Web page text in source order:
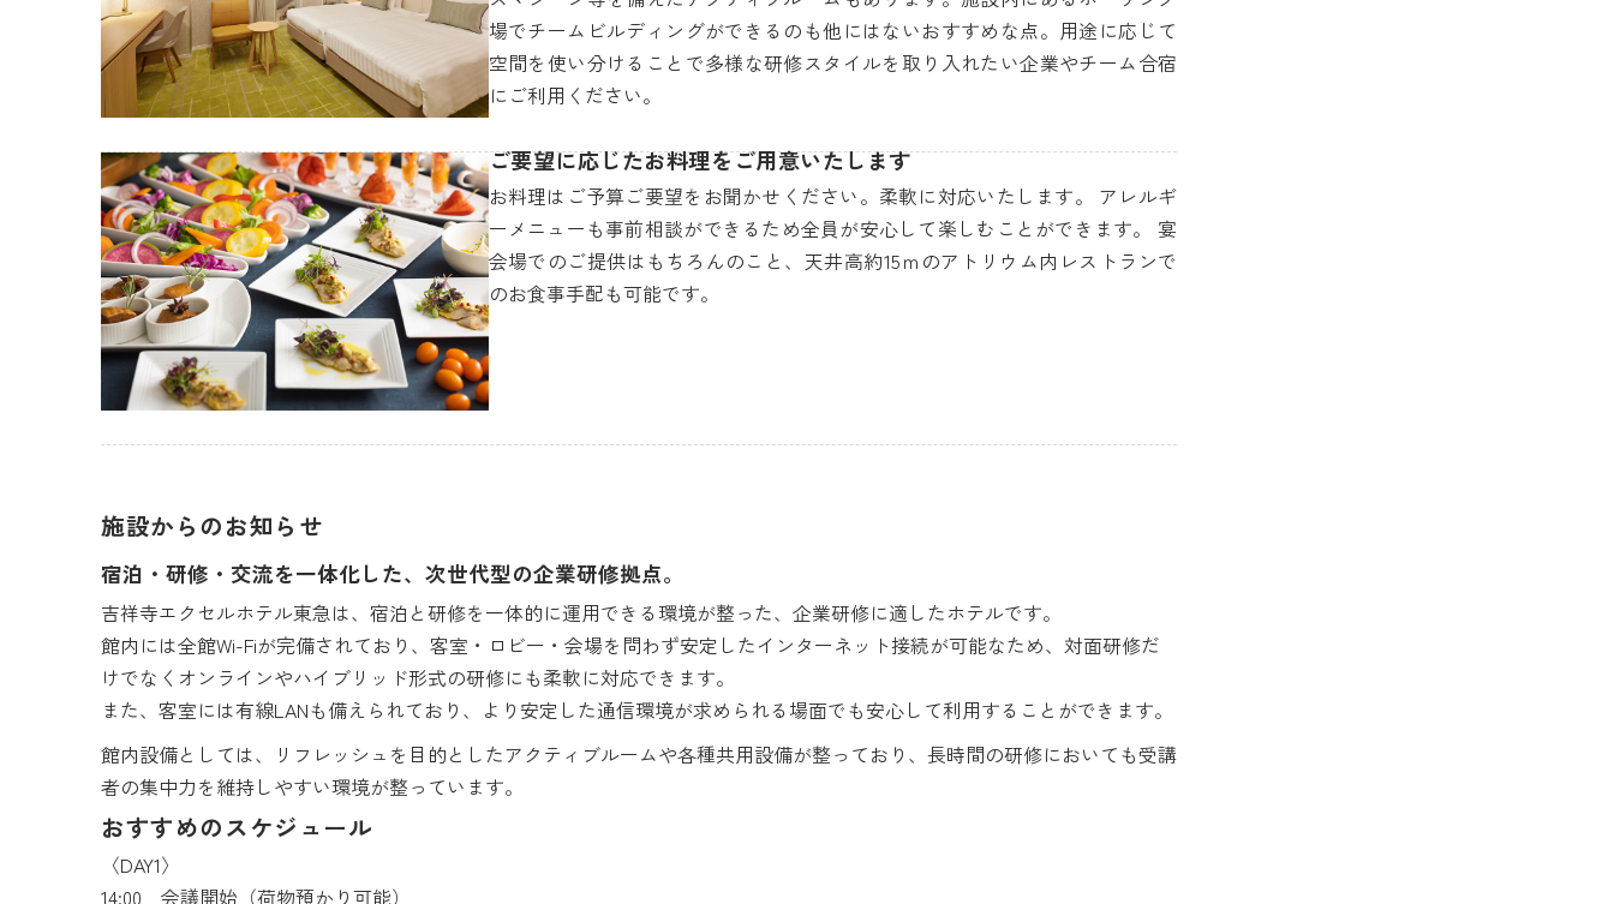
場でチームビルディングができるのも他にはないおすすめな点。用途に応じて
空間を使い分けることで多様な研修スタイルを取り入れたい企業やチーム合宿
にご利用ください。
ご要望に応じたお料理をご用意いたします
お料理はご予算ご要望をお聞かせください。柔軟に対応いたします。 アレルギ
ーメニューも事前相談ができるため全員が安心して楽しむことができます。 宴
会場でのご提供はもちろんのこと、天井高約15ｍのアトリウム内レストランで
のお食事手配も可能です。
施設からのお知らせ
宿泊・研修・交流を一体化した、次世代型の企業研修拠点。
吉祥寺エクセルホテル東急は、宿泊と研修を一体的に運用できる環境が整った、企業研修に適したホテルです。
館内には全館Wi-Fiが完備されており、客室・ロビー・会場を問わず安定したインターネット接続が可能なため、対面研修だ
けでなくオンラインやハイブリッド形式の研修にも柔軟に対応できます。
また、客室には有線LANも備えられており、より安定した通信環境が求められる場面でも安心して利用することができます。
館内設備としては、リフレッシュを目的としたアクティブルームや各種共用設備が整っており、長時間の研修においても受講
者の集中力を維持しやすい環境が整っています。
おすすめのスケジュール
〈DAY1〉
14:00 会議開始（荷物預かり可能）